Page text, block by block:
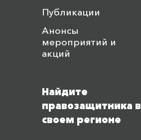
Публикации
Анонсы
мероприятий и
акций
Найдите
правозащитника в
своем регионе